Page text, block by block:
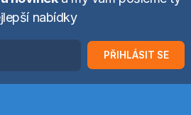
nabídky
PŘIHLÁSIT SE